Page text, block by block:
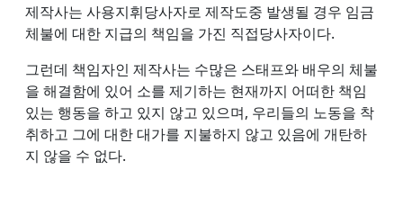
제작사는 사용지휘당사자로 제작도중 발생될 경우 임금
체불에 대한 지급의 책임을 가진 직접당사자이다.
그런데 책임자인 제작사는 수많은 스태프와 배우의 체불
을 해결함에 있어 소를 제기하는 현재까지 어떠한 책임
있는 행동을 하고 있지 않고 있으며, 우리들의 노동을 착
취하고 그에 대한 대가를 지불하지 않고 있음에 개탄하
지 않을 수 없다.